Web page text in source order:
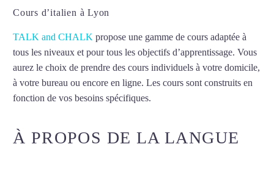
Cours d’italien à Lyon
TALK and CHALK propose une gamme de cours adaptée à
tous les niveaux et pour tous les objectifs d’apprentissage. Vous
aurez le choix de prendre des cours individuels à votre domicile,
à votre bureau ou encore en ligne. Les cours sont construits en
fonction de vos besoins spécifiques.
À PROPOS DE LA LANGUE